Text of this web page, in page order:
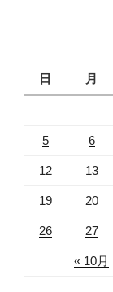
日
月
« 10月
5 6
12 13
19 20
26 27